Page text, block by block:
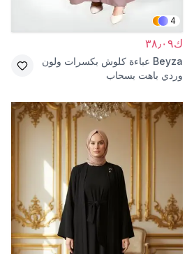
4
ك٣٨٫٠٩
Beyza عباءة كلوش بكسرات ولون
وردي باهت بسحاب